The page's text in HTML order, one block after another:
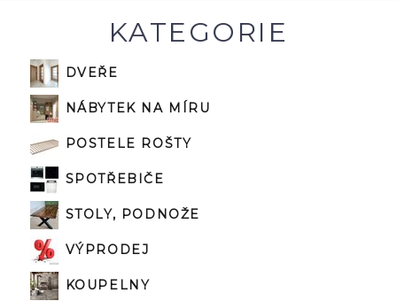
KATEGORIE
DVEŘE
NÁBYTEK NA MÍRU
POSTELE ROŠTY
SPOTŘEBIČE
STOLY, PODNOŽE
VÝPRODEJ
KOUPELNY